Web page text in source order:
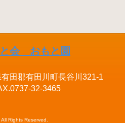
会 おもと園
田郡有田川町長谷川321-1
32-3465
Rights Reserved.